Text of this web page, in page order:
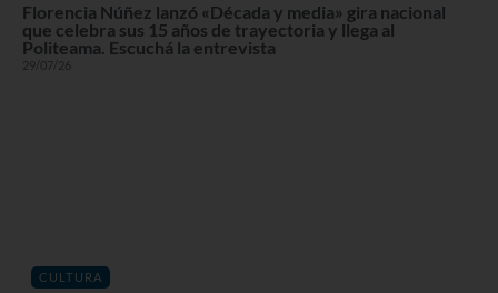
Florencia Núñez lanzó «Década y media» gira nacional
que celebra sus 15 años de trayectoria y llega al
Politeama. Escuchá la entrevista
29/07/26
CULTURA